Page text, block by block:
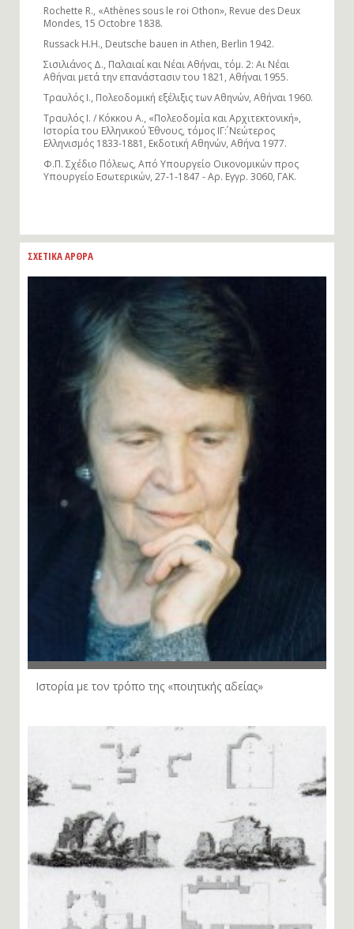
Rochette R., «Athènes sous le roi Othon», Revue des Deux
Mondes, 15 Octobre 1838.
Russack H.H., Deutsche bauen in Athen, Berlin 1942.
Σισιλιάνος Δ., Παλαιαί και Νέαι Αθήναι, τόμ. 2: Αι Νέαι
Αθήναι μετά την επανάστασιν του 1821, Αθήναι 1955.
Τραυλός Ι., Πολεοδομική εξέλιξις των Αθηνών, Αθήναι 1960.
Τραυλός Ι. / Κόκκου Α., «Πολεοδομία και Αρχιτεκτονική»,
Ιστορία του Ελληνικού Έθνους, τόμος ΙΓ΄: Νεώτερος
Ελληνισμός 1833-1881, Εκδοτική Αθηνών, Αθήνα 1977.
Φ.Π. Σχέδιο Πόλεως, Από Υπουργείο Οικονομικών προς
Υπουργείο Eσωτερικών, 27-1-1847 - Αρ. Εγγρ. 3060, ΓΑΚ.
ΣΧΕΤΙΚΑ ΑΡΘΡΑ
Ιστορία με τον τρόπο της «ποιητικής αδείας»